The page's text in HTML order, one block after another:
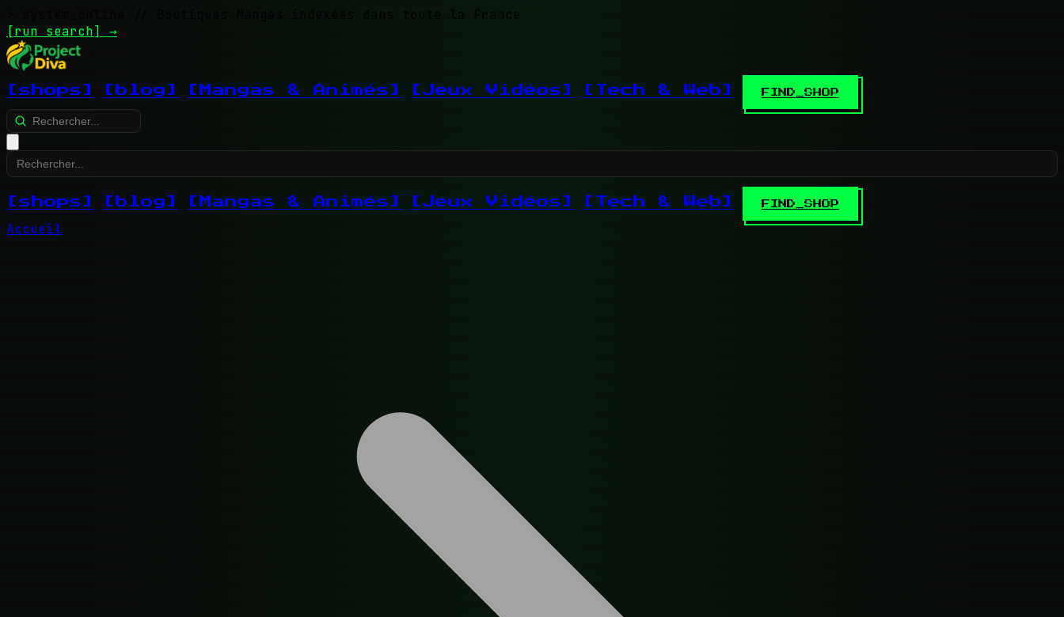
// Boutiques Mangas indexées dans toute la France
[run search] →
[shops] [blog] [Mangas & Animés] [Jeux Vidéos] [Tech & Web] FIND_SHOP
[shops] [blog] [Mangas & Animés] [Jeux Vidéos] [Tech & Web] FIND_SHOP
Accueil